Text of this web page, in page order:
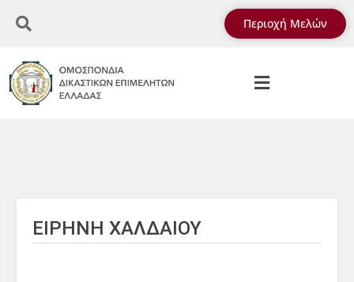
Περιοχή Μελών
ΕΙΡΗΝΗ ΧΑΛΔΑΙΟΥ